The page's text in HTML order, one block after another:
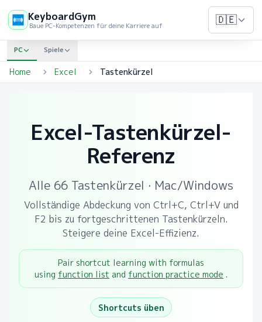
KeyboardGym
Baue PC-Kompetenzen für deine Karriere auf 🇩🇪
PC Spiele
Home Excel Tastenkürzel
Excel-Tastenkürzel-
Referenz
Alle 66 Tastenkürzel · Mac/Windows
Vollständige Abdeckung von Ctrl+C, Ctrl+V und
F2 bis zu fortgeschrittenen Tastenkürzeln.
Steigere deine Excel-Effizienz.
Pair shortcut learning with formulas
using function list and function practice mode .
Shortcuts üben